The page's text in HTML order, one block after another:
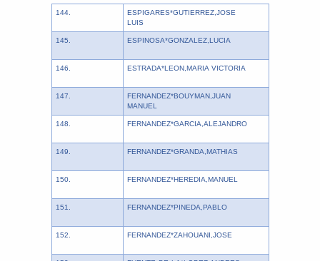
144.
ESPIGARES*GUTIERREZ,JOSE
LUIS
145. ESPINOSA*GONZALEZ,LUCIA
146. ESTRADA*LEON,MARIA VICTORIA
147.
FERNANDEZ*BOUYMAN,JUAN
MANUEL
148. FERNANDEZ*GARCIA,ALEJANDRO
149. FERNANDEZ*GRANDA,MATHIAS
150. FERNANDEZ*HEREDIA,MANUEL
151. FERNANDEZ*PINEDA,PABLO
152. FERNANDEZ*ZAHOUANI,JOSE